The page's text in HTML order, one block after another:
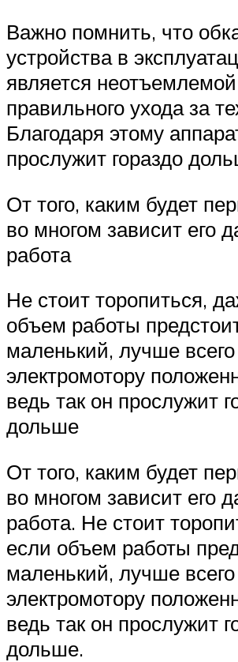
Важно помнить, что
устройства в
является
правильного ухода за
Благодаря этому
прослужит гораздо
От того, каким будет
во многом зависит его
работа
Не стоит торопиться,
объем работы
маленький, лучше
электромотору
ведь так он прослужит
дольше
От того, каким будет
во многом зависит его
работа. Не стоит
если объем работы
маленький, лучше
электромотору
ведь так он прослужит
дольше.